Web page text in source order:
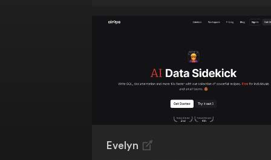
beschleunigt deine Arbeitsabläufe
Kommunikation zu erstellen.
Darüber hinaus bietet MagicAI eine
sofortige Zusammenfassung deiner
langen E-Mail-Konversationen,
Nachrichten, Notizen und Dateien.
Steigere deine Effizienz mit
Evelyn